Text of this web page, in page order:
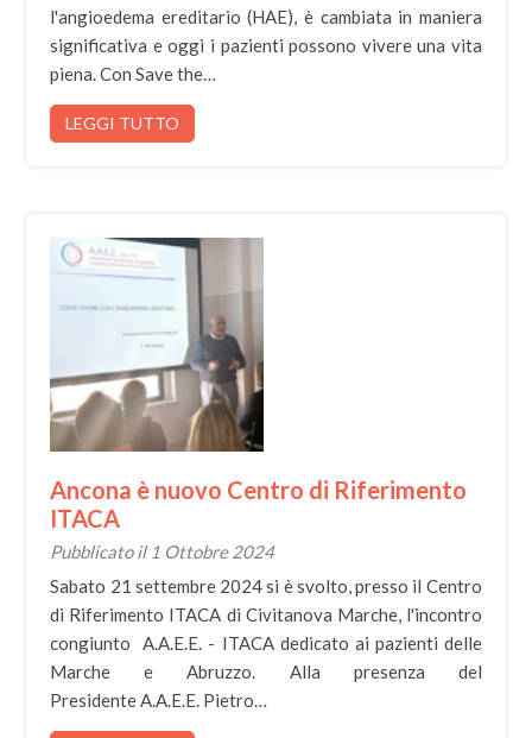
l'angioedema ereditario (HAE), è cambiata in maniera
significativa e oggi i pazienti possono vivere una vita
piena. Con Save the…
LEGGI TUTTO
Ancona è nuovo Centro di Riferimento
ITACA
Pubblicato il 1 Ottobre 2024
Sabato 21 settembre 2024 si è svolto, presso il Centro
di Riferimento ITACA di Civitanova Marche, l'incontro
congiunto A.A.E.E. - ITACA dedicato ai pazienti delle
Marche e Abruzzo. Alla presenza del
Presidente A.A.E.E. Pietro…